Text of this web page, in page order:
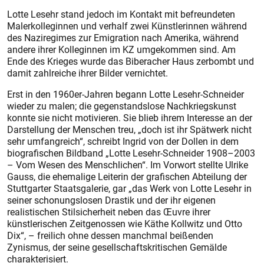
Lotte Lesehr stand jedoch im Kontakt mit befreundeten
Malerkolleginnen und verhalf zwei Künstlerinnen während
des Naziregimes zur Emi­gration nach Amerika, während
andere ihrer Kolleginnen im KZ umgekommen sind. Am
Ende des Krieges wurde das Biberacher Haus zerbombt und
damit zahlreiche ihrer Bilder vernichtet.
Erst in den 1960er-Jahren begann Lotte Lesehr-Schneider
wieder zu malen; die gegenstandslose Nachkriegskunst
konnte sie nicht motivieren. Sie blieb ihrem Interesse an der
Darstellung der Menschen treu, „doch ist ihr Spätwerk nicht
sehr umfangreich“, schreibt Ingrid von der Dollen in dem
biografischen Bildband „Lotte Lesehr-Schneider ­1908–2003
– Vom Wesen des Menschlichen“. Im Vorwort stellte Ulrike
Gauss, die ehemalige Leiterin der grafischen Abteilung der
Stuttgarter Staatsgalerie, gar „das Werk von Lotte Lesehr in
seiner schonungslosen Drastik und der ihr eigenen
realistischen Stilsicherheit neben das Œuvre ihrer
künstlerischen Zeitgenossen wie Käthe Kollwitz und Otto
Dix“, – freilich ohne dessen manchmal beißenden
Zynismus, der seine gesellschaftskritischen Gemälde
charakterisiert.